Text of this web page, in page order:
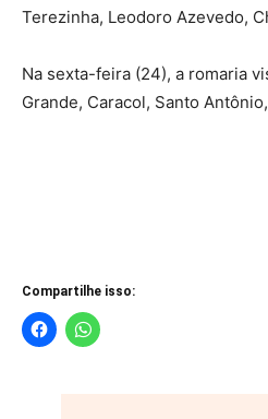
Terezinha, Leodoro Azevedo,
Na sexta-feira (24), a romaria
Grande, Caracol, Santo
Compartilhe isso: